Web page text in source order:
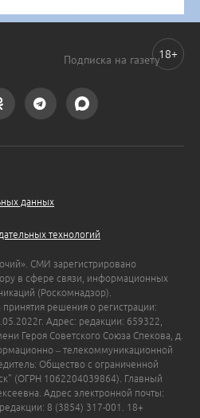
Подписка на газету
данных
технологий
СМИ зарегистрировано
в сфере связи, информационных
(Роскомнадзор).
решения о регистрации:
Адрес: редакции: 659322,
Героя Советского Союза Спекова, д.
– телекоммуникационной
Общество с ограниченной
(ОГРН 1062204039864). Главный
Адрес электронной почты:
8 (3854) 317-001. 18+
18+